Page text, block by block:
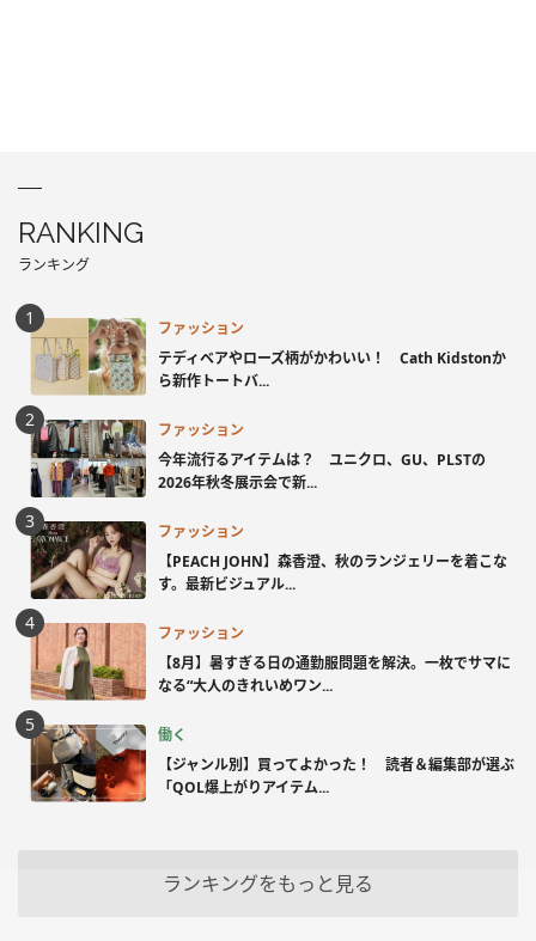
RANKING
ランキング
ファッション
テディベアやローズ柄がかわいい！ Cath Kidstonか
ら新作トートバ...
ファッション
今年流行るアイテムは？ ユニクロ、GU、PLSTの
2026年秋冬展示会で新...
ファッション
【PEACH JOHN】森香澄、秋のランジェリーを着こな
す。最新ビジュアル...
ファッション
【8月】暑すぎる日の通勤服問題を解決。一枚でサマに
なる“大人のきれいめワン...
働く
【ジャンル別】買ってよかった！ 読者＆編集部が選ぶ
「QOL爆上がりアイテム...
ランキングをもっと見る